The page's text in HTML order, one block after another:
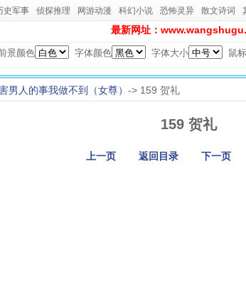
史军事 侦探推理 网游动漫 科幻小说 恐怖灵异 散文诗词
最新网址：
景颜色 字体颜色 字体大小 鼠
男人的事我做不到（女尊） -> 159 贺礼
159 贺礼
上一页 返回目录 下一页